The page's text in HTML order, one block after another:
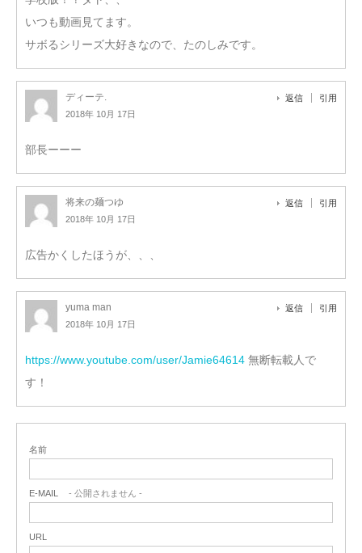
いつも動画見てます。
サボるシリーズ大好きなので、たのしみです。
ディーテ.
2018年 10月 17日
返信 引用
部長ーーー
将来の麺つゆ
2018年 10月 17日
返信 引用
広告かくしたほうが、、、
yuma man
2018年 10月 17日
返信 引用
https://www.youtube.com/user/Jamie64614 無断転載人で
す！
名前
E-MAIL - 公開されません -
URL